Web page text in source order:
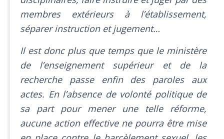
membres extérieurs à l’établissement,
séparer instruction et jugement…
Il est donc plus que temps que le ministère
de l’enseignement supérieur et de la
recherche passe enfin des paroles aux
actes. En l’absence de volonté politique de
sa part pour mener une telle réforme,
aucune action effective ne pourra être mise